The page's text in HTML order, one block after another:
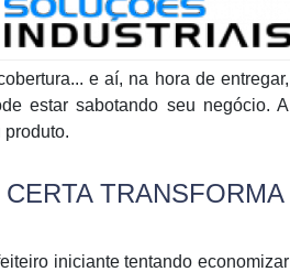
e aí, na hora de entregar,
estar sabotando seu negócio. A
produto.
TRANSFORMA
iniciante tentando economizar